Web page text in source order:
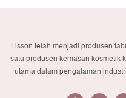
Lisson telah menjadi produsen
satu produsen kemasan kosmetik
utama dalam pengalaman